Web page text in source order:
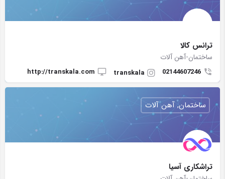
ترانس کالا
ساختمان-آهن آلات
02144607246
transkala
http://transkala.com
تراشکاری آسیا
ساختمان, آهن آلات